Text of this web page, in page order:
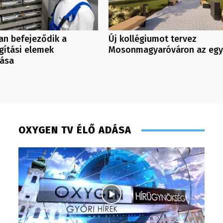
befejeződik a
elemek
Új kollégiumot tervez
Mosonmagyaróváron az
OXYGEN TV ÉLŐ ADÁSA